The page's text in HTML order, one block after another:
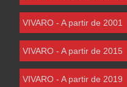
VIVARO - A partir de 2001
VIVARO - A partir de 2015
VIVARO - A partir de 2019